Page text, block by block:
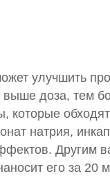
улучшить
выше доза, тем
которые
натрия,
Другим
его за 20